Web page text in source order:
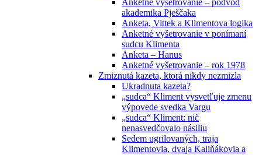
akademika Pješčaka
Anketa, Vittek a Klimentova logika
Anketné vyšetrovanie v ponímaní
sudcu Klimenta
Anketa – Hanus
Anketné vyšetrovanie – rok 1978
Zmiznutá kazeta, ktorá nikdy nezmizla
Ukradnuta kazeta?
„sudca“ Kliment vysvetľuje zmenu
výpovede svedka Vargu
„sudca“ Kliment: nič
nenasvedčovalo násiliu
Sedem ugrilovaných, traja
Klimentovia, dvaja Kaliňákovia a